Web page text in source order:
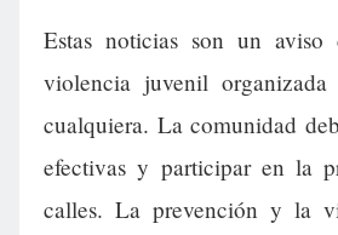
Estas noticias son un
violencia juvenil
cualquiera. La comunidad
efectivas y participar en la
calles. La prevención y la